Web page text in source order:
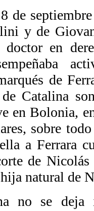
de
y de
doctor en
de
Catalina
en Bolonia,
sobre
a Ferrara
de
natural de
no se